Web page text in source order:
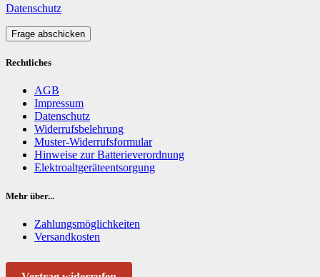
Datenschutz
Frage abschicken
Rechtliches
AGB
Impressum
Datenschutz
Widerrufsbelehrung
Muster-Widerrufsformular
Hinweise zur Batterieverordnung
Elektroaltgeräteentsorgung
Mehr über...
Zahlungsmöglichkeiten
Versandkosten